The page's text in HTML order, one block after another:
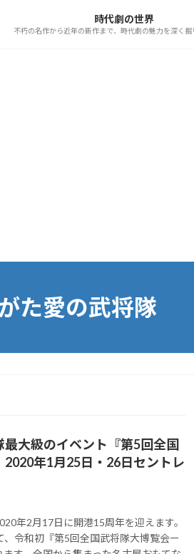
時代劇の世界
不朽の名作から近年の新作まで、時代劇の魅力を深く掘
た愛の武将隊
最大級のイベント『第5回全国
年1月25日・26日セントレ
年2月17日に開港15周年を迎えます。
令和初『第5回全国武将隊大博覧会ー